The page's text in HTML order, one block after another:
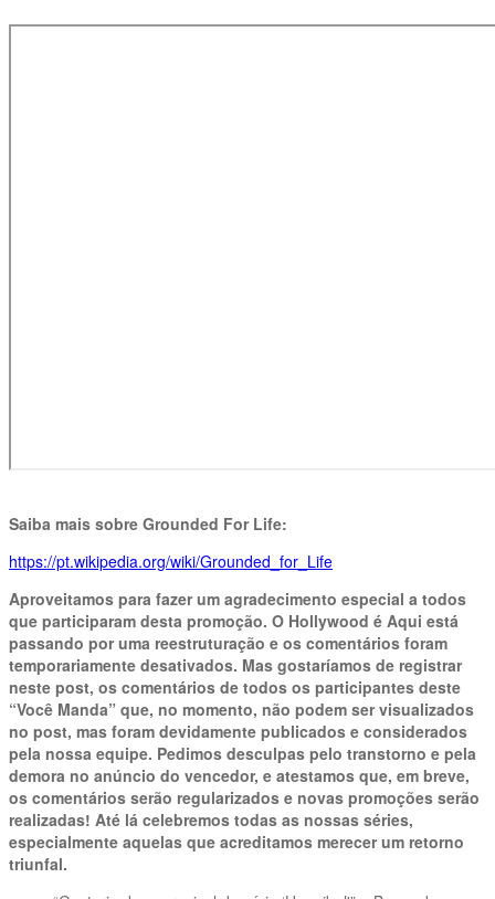
Saiba mais sobre Grounded For Life:
https://pt.wikipedia.org/wiki/Grounded_for_Life
Aproveitamos para fazer um agradecimento especial a todos
que participaram desta promoção. O Hollywood é Aqui está
passando por uma reestruturação e os comentários foram
temporariamente desativados. Mas gostaríamos de registrar
neste post, os comentários de todos os participantes deste
“Você Manda” que, no momento, não podem ser visualizados
no post, mas foram devidamente publicados e considerados
pela nossa equipe. Pedimos desculpas pelo transtorno e pela
demora no anúncio do vencedor, e atestamos que, em breve,
os comentários serão regularizados e novas promoções serão
realizadas! Até lá celebremos todas as nossas séries,
especialmente aquelas que acreditamos merecer um retorno
triunfal.